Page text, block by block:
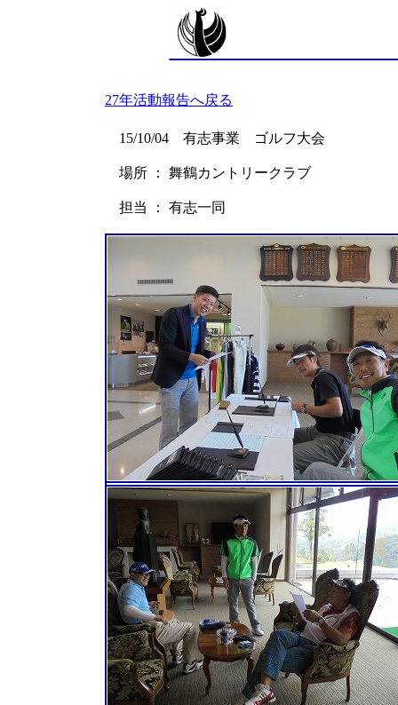
27年活動報告へ戻る
15/10/04 有志事業 ゴルフ大会
場所 ： 舞鶴カントリークラブ
担当 ： 有志一同